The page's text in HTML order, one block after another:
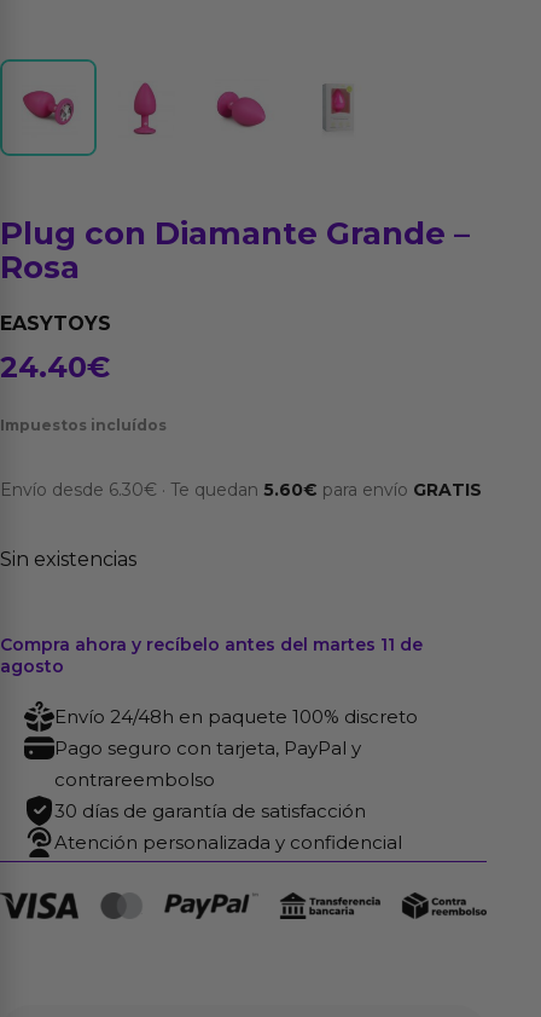
Plug con Diamante Grande –
Rosa
EASYTOYS
24.40€
Impuestos incluídos
Envío desde 6.30€ · Te quedan 5.60€ para envío GRATIS
Sin existencias
Compra ahora y recíbelo antes del martes 11 de
agosto
Envío 24/48h en paquete 100% discreto
Pago seguro con tarjeta, PayPal y
contrareembolso
30 días de garantía de satisfacción
Atención personalizada y confidencial